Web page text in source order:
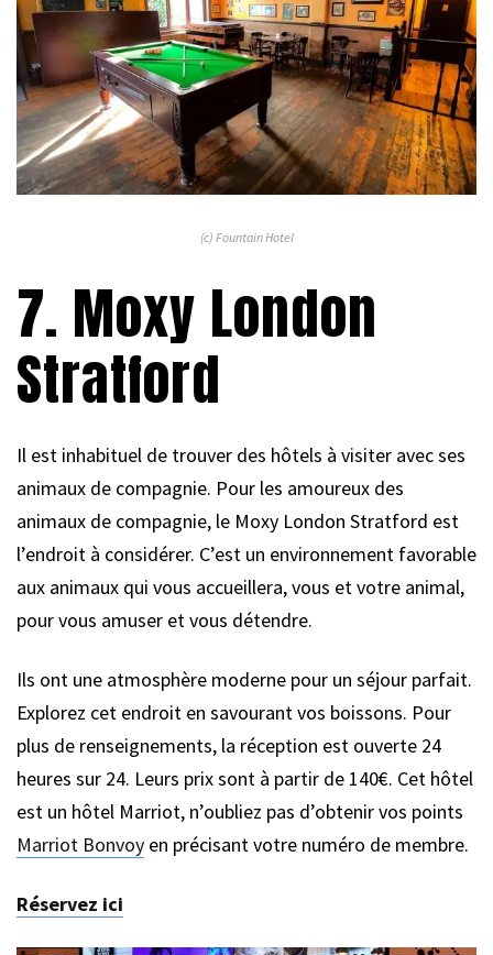
(c) Fountain Hotel
7. Moxy London
Stratford
Il est inhabituel de trouver des hôtels à visiter avec ses
animaux de compagnie. Pour les amoureux des
animaux de compagnie, le Moxy London Stratford est
l’endroit à considérer. C’est un environnement favorable
aux animaux qui vous accueillera, vous et votre animal,
pour vous amuser et vous détendre.
Ils ont une atmosphère moderne pour un séjour parfait.
Explorez cet endroit en savourant vos boissons. Pour
plus de renseignements, la réception est ouverte 24
heures sur 24. Leurs prix sont à partir de 140€. Cet hôtel
est un hôtel Marriot, n’oubliez pas d’obtenir vos points
Marriot Bonvoy en précisant votre numéro de membre.
Réservez ici